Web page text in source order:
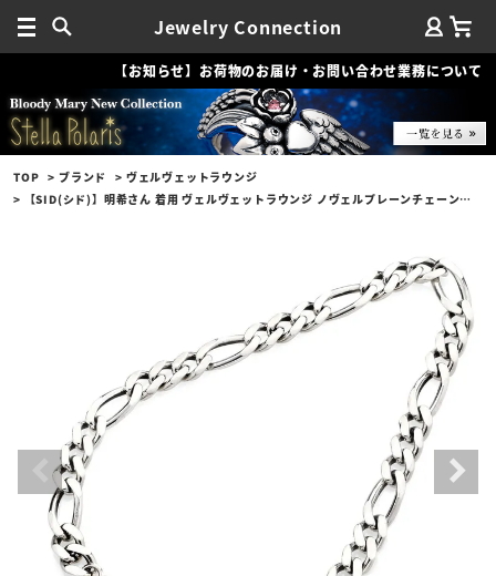
Jewelry Connection
【お知らせ】お荷物のお届け・お問い合わせ業務について
TOP ブランド
ヴェルヴェットラウンジ
【SID(シド)】明希さん 着用 ヴェルヴェットラウンジ ノヴェルプレーンチェーンネックレス